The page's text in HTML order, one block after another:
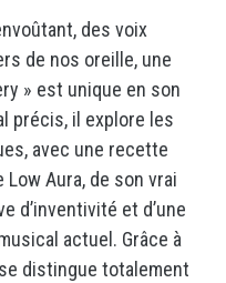
des voix
de nos oreille, une
» est unique en son
précis, il explore les
avec une recette
Aura, de son vrai
d’inventivité et d’une
actuel. Grâce à
distingue totalement